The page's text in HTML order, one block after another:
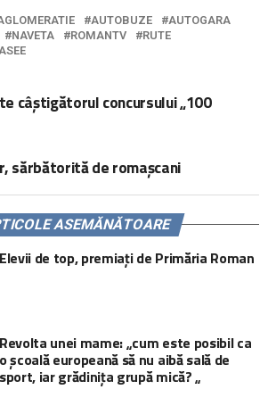
AUTOBUZE
AUTOGARA
NAVETA ROMANTV
RUTE
câștigătorul concursului „100
sărbătorită de romașcani
ASEMĂNĂTOARE
Elevii de top, premiați de Primăria Roman
Revolta unei mame: „cum este posibil ca
o școală europeană să nu aibă sală de
sport, iar grădinița grupă mică? „